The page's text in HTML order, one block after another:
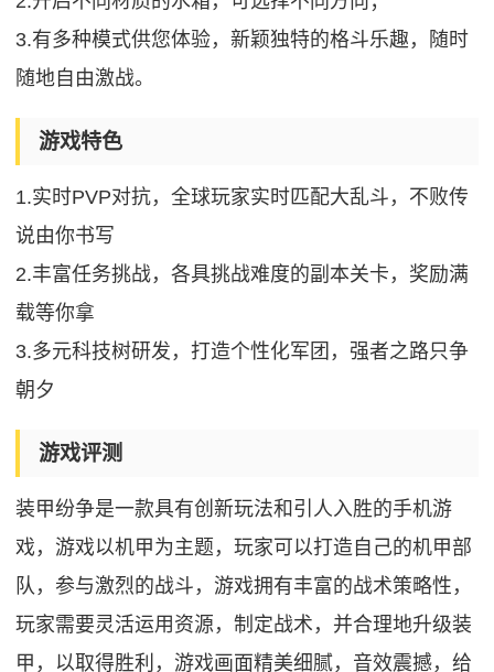
3.有多种模式供您体验，新颖独特的格斗乐趣，随时
随地自由激战。
游戏特色
1.实时PVP对抗，全球玩家实时匹配大乱斗，不败传
说由你书写
2.丰富任务挑战，各具挑战难度的副本关卡，奖励满
载等你拿
3.多元科技树研发，打造个性化军团，强者之路只争
朝夕
游戏评测
装甲纷争是一款具有创新玩法和引人入胜的手机游
戏，游戏以机甲为主题，玩家可以打造自己的机甲部
队，参与激烈的战斗，游戏拥有丰富的战术策略性，
玩家需要灵活运用资源，制定战术，并合理地升级装
甲，以取得胜利，游戏画面精美细腻，音效震撼，给